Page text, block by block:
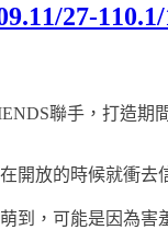
27-
聯手，打造期
開放的時候就衝去
到，可能是因為害